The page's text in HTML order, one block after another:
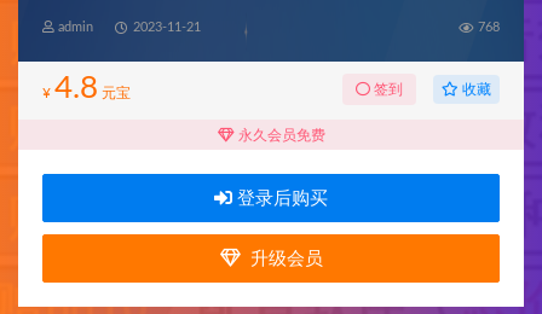
admin 2023-11-21 768
¥ 4.8 元宝 签到 收藏
永久会员免费
登录后购买
升级会员